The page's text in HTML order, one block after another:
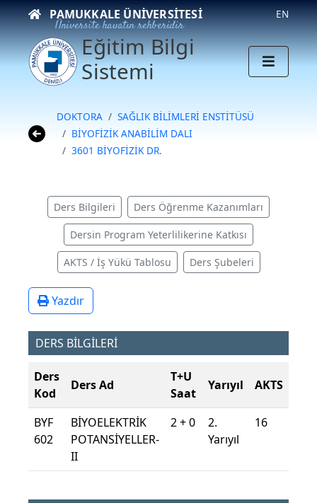
PAMUKKALE ÜNIVERSITESI
Üniversite hayatın rehberidir
EN
Eğitim Bilgi
Sistemi
DOKTORA
SAĞLIK BİLİMLERİ ENSTİTÜSÜ
BİYOFİZİK ANABİLİM DALI
3601 BİYOFİZİK DR.
Ders Bilgileri Ders Öğrenme Kazanımları
Dersin Program Yeterlilikerine Katkısı
AKTS / İş Yükü Tablosu Ders Şubeleri
Yazdır
DERS BİLGİLERİ
Ders
Kod
Ders Ad
T+U
Saat
Yarıyıl AKTS
BYF
602
BİYOELEKTRİK
POTANSİYELLER-
II
2 + 0
2.
Yarıyıl
16